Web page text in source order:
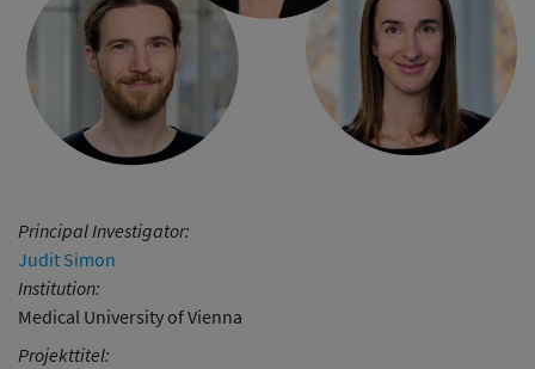
Principal Investigator:
Judit Simon
Institution:
Medical University of Vienna
Projekttitel: